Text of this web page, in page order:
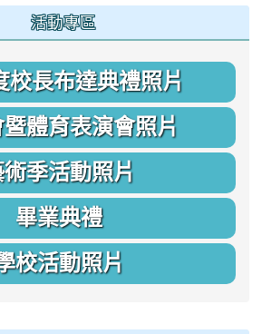
活動專區
校長布達典禮照片
體育表演會照片
術季活動照片
畢業典禮
校活動照片